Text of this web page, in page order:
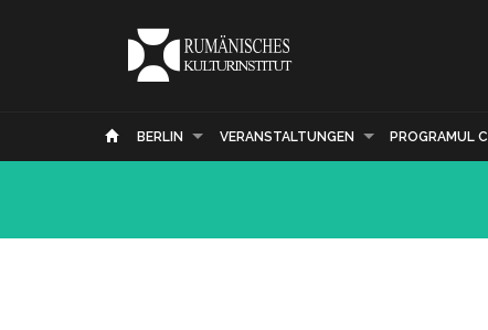
BERLIN VERANSTALTUNGEN PROGRAMUL